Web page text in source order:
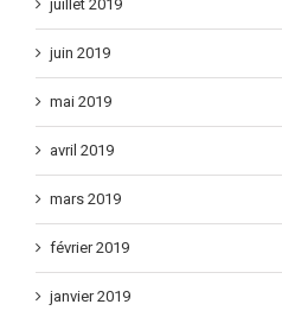
juillet 2019
juin 2019
mai 2019
avril 2019
mars 2019
février 2019
janvier 2019